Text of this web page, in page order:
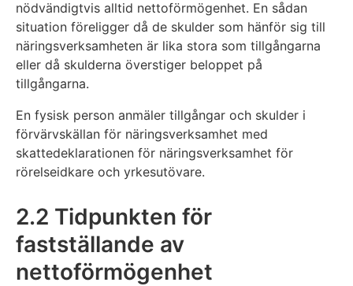
nödvändigtvis alltid nettoförmögenhet. En sådan
situation föreligger då de skulder som hänför sig till
näringsverksamheten är lika stora som tillgångarna
eller då skulderna överstiger beloppet på
tillgångarna.
En fysisk person anmäler tillgångar och skulder i
förvärvskällan för näringsverksamhet med
skattedeklarationen för näringsverksamhet för
rörelseidkare och yrkesutövare.
2.2 Tidpunkten för
fastställande av
nettoförmögenhet